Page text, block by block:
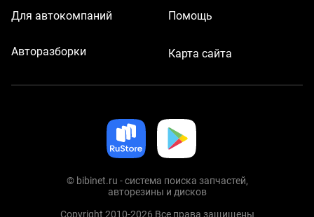
Для автокомпаний
Авторазборки
Помощь
Карта сайта
© bibinet.ru - система поиска запчастей,
авторезины и дисков
Copyright 2010-2026 Все права защищены